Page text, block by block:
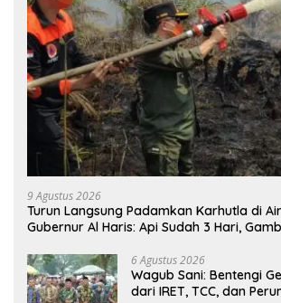
9 Agustus 2026
Turun Langsung Padamkan Karhutla di
Gubernur Al Haris: Api Sudah 3 Hari,
6 Agustus 2026
Wagub Sani: Bentengi
dari IRET, TCC, dan